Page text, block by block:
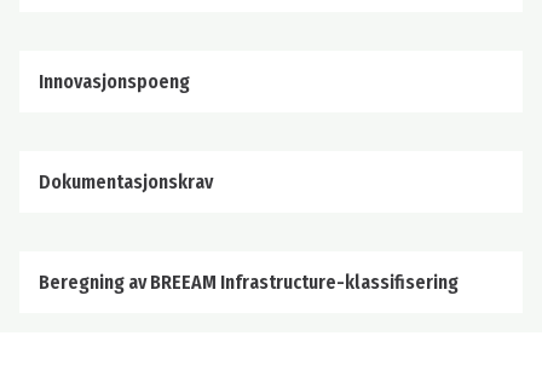
Innovasjonspoeng
Dokumentasjonskrav
Beregning av BREEAM Infrastructure-klassifisering